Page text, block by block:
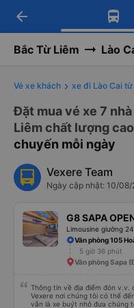
Tải app
Nhận ưu
Tải app
-30k/ghế
arrow_back
Bắc Từ Liêm Lào
Vé xe khách xe đi Lào Cai từ
Đặt mua vé xe 7
Liêm chất lượng
chuyến mỗi ngày
Vexere Team
Ngày cập nhật: 10/
G8 SAPA
Limousine giường
Văn phòng 105
5 giờ 36 phút
Văn phòng Sapa
Thông tin về địa điểm đón v.v.
Vexere nơi chúng tôi có thể
vẫn là xe buýt nhỏ đưa chúng